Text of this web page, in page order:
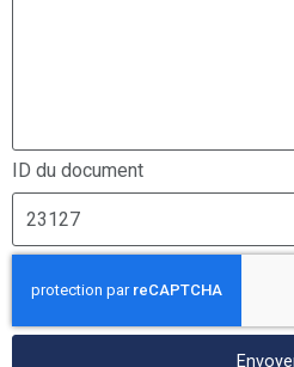
ID du document